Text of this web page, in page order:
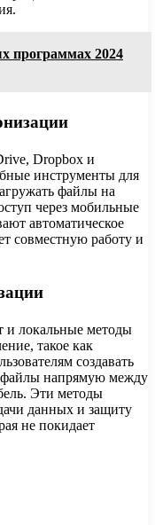
программах 2024
Dropbox и
инструменты для
файлы на
через мобильные
автоматическое
совместную работу и
и локальные методы
такое как
создавать
файлы напрямую между
Эти методы
данных и защиту
не покидает